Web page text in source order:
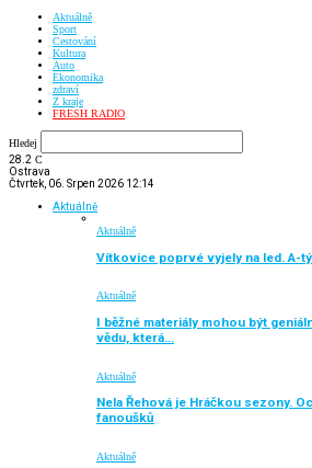
Aktuálně
Sport
Cestování
Kultura
Auto
Ekonomika
zdraví
Z kraje
FRESH RADIO
Hledej
28.2 C
Ostrava
Čtvrtek, 06. Srpen 2026 12:14
Aktuálně
Aktuálně
Vítkovice poprvé vyjely na led. A-
Aktuálně
I běžné materiály mohou být
vědu, která…
Aktuálně
Nela Řehová je Hráčkou sezony.
fanoušků
Aktuálně